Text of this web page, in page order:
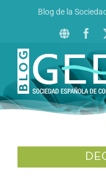
Blog de la
Inicio
Revista La